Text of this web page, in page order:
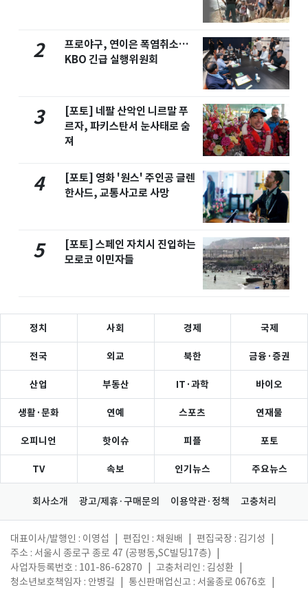
2
프로야구, 연이은 폭염취소…
KBO 긴급 실행위원회
3
[포토] 네팔 산악인 니르말 푸
르자, 파키스탄서 눈사태로 숨
져
4
[포토] 영화 '원스' 주인공 글렌
한사드, 교통사고로 사망
5
[포토] 스페인 자치시 진입하는
모로코 이민자들
정치 사회 경제 국제
전국 외교 북한 금융·증권
산업 부동산 IT·과학 바이오
생활·문화 연예 스포츠 연재물
오피니언 핫이슈 피플 포토
TV 속보 인기뉴스 주요뉴스
회사소개 광고/제휴·구매문의 이용약관·정책 고충처리
대표이사/발행인 : 이영섭 편집인 : 채원배 편집국장 : 김기성
주소 : 서울시 종로구 종로 47 (공평동,SC빌딩17층)
사업자등록번호 : 101-86-62870
고충처리인 : 김성환
청소년보호책임자 : 안병길
통신판매업신고 : 서울종로 0676호